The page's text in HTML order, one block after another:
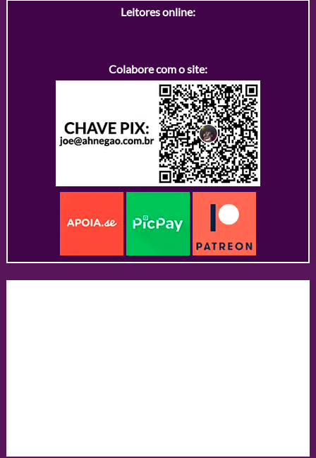
Leitores online:
Colabore com o site: